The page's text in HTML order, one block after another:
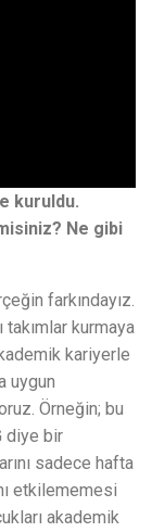
kuruldu.
Ne gibi
farkındayız.
kurmaya
kariyerle
uygun
Örneğin; bu
diye bir
sadece hafta
etkilememesi
akademik